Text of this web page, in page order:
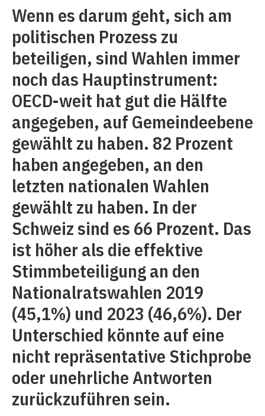
Wenn es darum geht, sich am
politischen Prozess zu
beteiligen, sind Wahlen immer
noch das Hauptinstrument:
OECD-weit hat gut die Hälfte
angegeben, auf Gemeindeebene
gewählt zu haben. 82 Prozent
haben angegeben, an den
letzten nationalen Wahlen
gewählt zu haben. In der
Schweiz sind es 66 Prozent. Das
ist höher als die effektive
Stimmbeteiligung an den
Nationalratswahlen 2019
(45,1%) und 2023 (46,6%). Der
Unterschied könnte auf eine
nicht repräsentative Stichprobe
oder unehrliche Antworten
zurückzuführen sein.